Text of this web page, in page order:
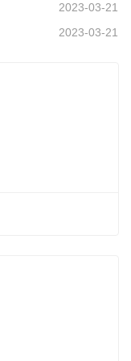
2023-03-21
2023-03-21